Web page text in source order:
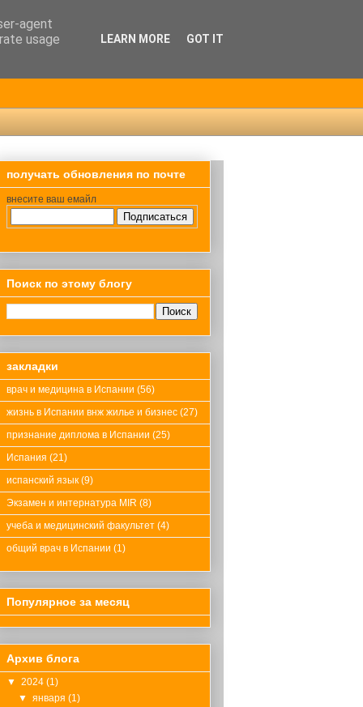
получать обновления по почте
внесите ваш емайл
Поиск по этому блогу
закладки
врач и медицина в Испании (56)
жизнь в Испании внж жилье и бизнес (27)
признание диплома в Испании (25)
Испания (21)
испанский язык (9)
Экзамен и интернатура MIR (8)
учеба и медицинский факультет (4)
общий врач в Испании (1)
Популярное за месяц
Архив блога
▼ 2024 (1)
▼января(1)
agent
usage
LEARN MORE GOT IT